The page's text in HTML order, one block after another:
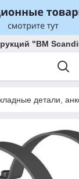
"BM
детали,